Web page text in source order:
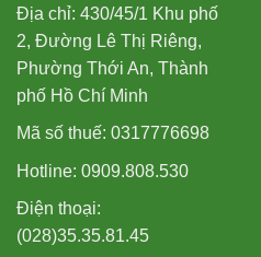
Địa chỉ: 430/45/1 Khu phố
2, Đường Lê Thị Riêng,
Phường Thới An, Thành
phố Hồ Chí Minh
Mã số thuế: 0317776698
Hotline: 0909.808.530
Điện thoại:
(028)35.35.81.45